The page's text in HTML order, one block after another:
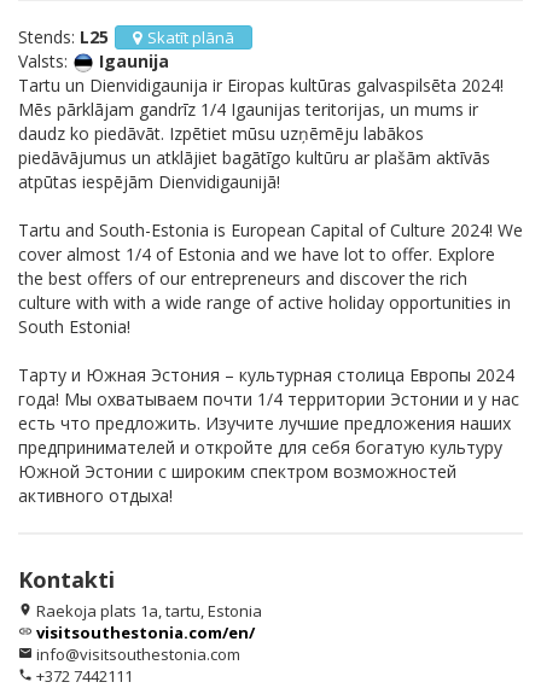
Stends: L25 Skatīt plānā
Valsts:
Igaunija
Tartu un Dienvidigaunija ir Eiropas kultūras galvaspilsēta 2024!
Mēs pārklājam gandrīz 1/4 Igaunijas teritorijas, un mums ir
daudz ko piedāvāt. Izpētiet mūsu uzņēmēju labākos
piedāvājumus un atklājiet bagātīgo kultūru ar plašām aktīvās
atpūtas iespējām Dienvidigaunijā!
Tartu and South-Estonia is European Capital of Culture 2024! We
cover almost 1/4 of Estonia and we have lot to offer. Explore
the best offers of our entrepreneurs and discover the rich
culture with with a wide range of active holiday opportunities in
South Estonia!
Тарту и Южная Эстония – культурная столица Европы 2024
года! Мы охватываем почти 1/4 территории Эстонии и у нас
есть что предложить. Изучите лучшие предложения наших
предпринимателей и откройте для себя богатую культуру
Южной Эстонии с широким спектром возможностей
активного отдыха!
Kontakti
location_on Raekoja plats 1a, tartu, Estonia
link visitsouthestonia.com/en/
email info@visitsouthestonia.com
phone +372 7442111